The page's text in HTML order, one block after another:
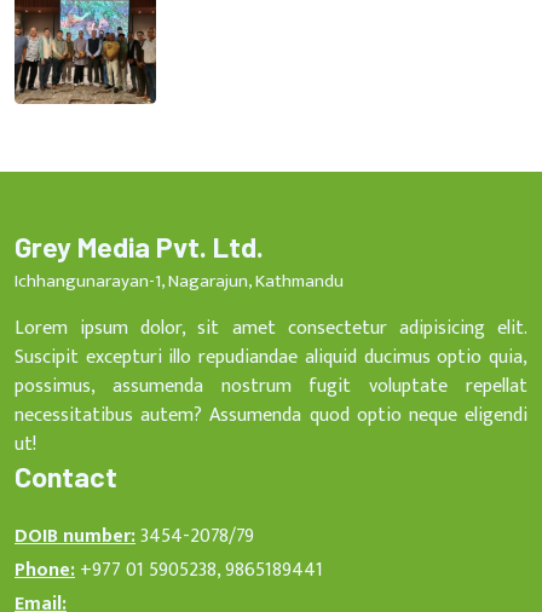
Grey Media Pvt. Ltd.
Ichhangunarayan-1, Nagarajun, Kathmandu
Lorem ipsum dolor, sit amet consectetur adipisicing elit.
Suscipit excepturi illo repudiandae aliquid ducimus optio quia,
possimus, assumenda nostrum fugit voluptate repellat
necessitatibus autem? Assumenda quod optio neque eligendi
ut!
Contact
DOIB number:3454-2078/79
Phone:+977 01 5905238, 9865189441
Email: